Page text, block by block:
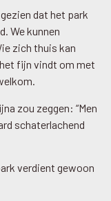
dat het park
We kunnen
zich thuis kan
fijn vindt om met
zou zeggen: “Men
schaterlachend
verdient gewoon